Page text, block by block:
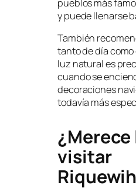
pueblos más
y puede llenarse
También
tanto de día
luz natural es
cuando se
decoraciones
todavía más
¿Merece
visitar